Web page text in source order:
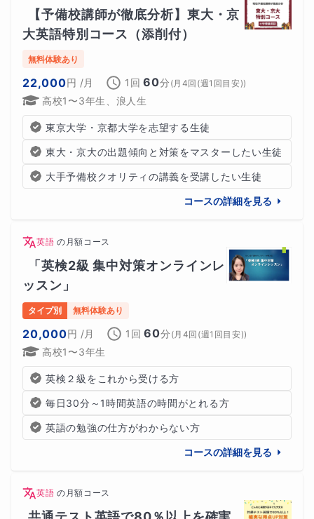
【予備校講師が徹底分析】東大・京
大英語特別コース（添削付）
無料体験あり
22,000円 /月 1回 60分 ( 月4回(週1回目安))
高校1〜3年生、浪人生
東京大学・京都大学を志望する生徒
東大・京大の出題傾向と対策をマスターしたい生徒
大手予備校クオリティの講義を受講したい生徒
コースの詳細を見る
英語 の 月額コース
「英検2級 集中対策オンラインレ
ッスン」
タイプ別 無料体験あり
20,000円 /月 1回 60分 ( 月4回(週1回目安))
高校1〜3年生
英検２級をこれから受ける方
毎日30分～1時間英語の時間がとれる方
英語の勉強の仕方がわからない方
コースの詳細を見る
英語 の 月額コース